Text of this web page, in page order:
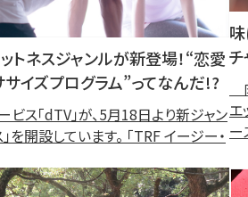
ットネスジャンルが新登場！“恋愛
イズプログラム”ってなんだ!?
ス「dTV」が、5月18日より新ジャン
」を開設しています。 「TRF イージー・
チ
エ
ー